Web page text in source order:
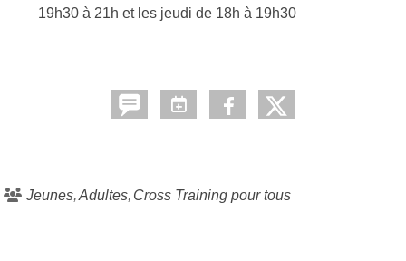
19h30 à 21h et les jeudi de 18h à 19h30
Jeunes Adultes Cross Training pour tous